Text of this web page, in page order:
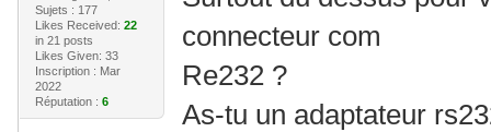
Sujets : 177
Likes Received: 22
in 21 posts
Likes Given: 33
Inscription : Mar
2022
Réputation : 6
connecteur com
Re232 ?
As-tu un adaptateur